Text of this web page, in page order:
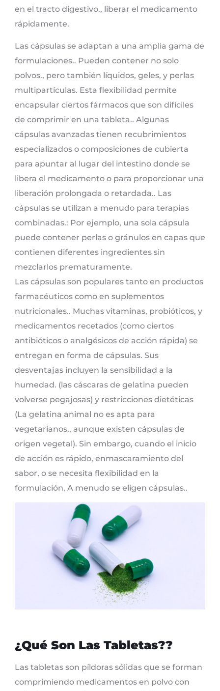
en el tracto digestivo., liberar el medicamento
rápidamente.
Las cápsulas se adaptan a una amplia gama de
formulaciones.. Pueden contener no solo
polvos., pero también líquidos, geles, y perlas
multipartículas. Esta flexibilidad permite
encapsular ciertos fármacos que son difíciles
de comprimir en una tableta.. Algunas
cápsulas avanzadas tienen recubrimientos
especializados o composiciones de cubierta
para apuntar al lugar del intestino donde se
libera el medicamento o para proporcionar una
liberación prolongada o retardada.. Las
cápsulas se utilizan a menudo para terapias
combinadas.: Por ejemplo, una sola cápsula
puede contener perlas o gránulos en capas que
contienen diferentes ingredientes sin
mezclarlos prematuramente.
Las cápsulas son populares tanto en productos
farmacéuticos como en suplementos
nutricionales.. Muchas vitaminas, probióticos, y
medicamentos recetados (como ciertos
antibióticos o analgésicos de acción rápida) se
entregan en forma de cápsulas. Sus
desventajas incluyen la sensibilidad a la
humedad. (las cáscaras de gelatina pueden
volverse pegajosas) y restricciones dietéticas
(La gelatina animal no es apta para
vegetarianos., aunque existen cápsulas de
origen vegetal). Sin embargo, cuando el inicio
de acción es rápido, enmascaramiento del
sabor, o se necesita flexibilidad en la
formulación, A menudo se eligen cápsulas..
¿Qué Son Las Tabletas??
Las tabletas son píldoras sólidas que se forman
comprimiendo medicamentos en polvo con